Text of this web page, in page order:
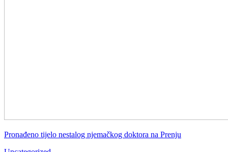
Pronađeno tijelo nestalog njemačkog doktora na Prenju